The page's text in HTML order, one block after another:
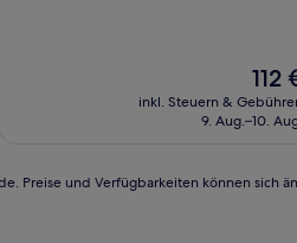
Der
Preis
112
inkl. Steuern &
9. Aug.–10.
Preise und Verfügbarkeiten können sich